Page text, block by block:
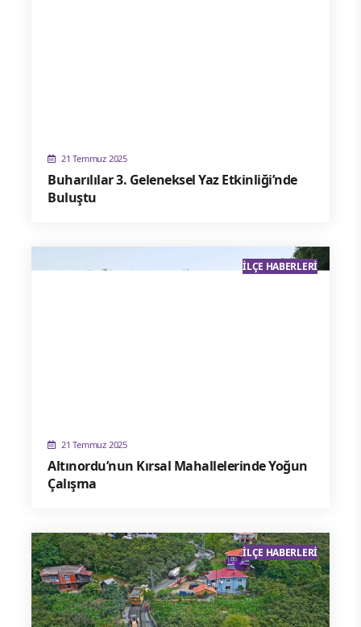
21 Temmuz 2025
Buharılılar 3. Geleneksel Yaz Etkinliği’nde
Buluştu
21 Temmuz 2025
Altınordu’nun Kırsal Mahallelerinde Yoğun
Çalışma
İLÇE HABERLERI
İLÇE HABERLERI